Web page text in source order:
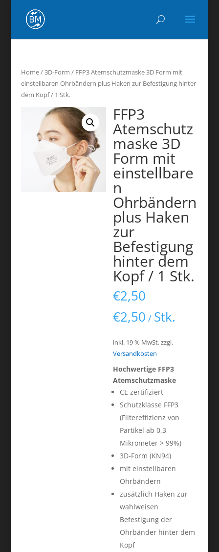
Home/3D-Form / FFP3 Atemschutzmaske 3D Form mit
einstellbaren Ohrbändern plus Haken zur Befestigung hinter
dem Kopf / 1 Stk.
FFP3
Atemschutz
maske 3D
Form mit
einstellbare
n
Ohrbändern
plus Haken
zur
Befestigung
hinter dem
Kopf / 1 Stk.
€2,50
€2,50 / Stk.
inkl. 19 % MwSt.zzgl.
Versandkosten
Hochwertige FFP3
Atemschutzmaske
CE zertifiziert
Schutzklasse FFP3
(Filtereffizienz von
Partikel ab 0,3
Mikrometer > 99%)
3D-Form (KN94)
mit einstellbaren
Ohrbändern
zusätzlich Haken zur
wahlweisen
Befestigung der
Ohrbänder hinter dem
Kopf